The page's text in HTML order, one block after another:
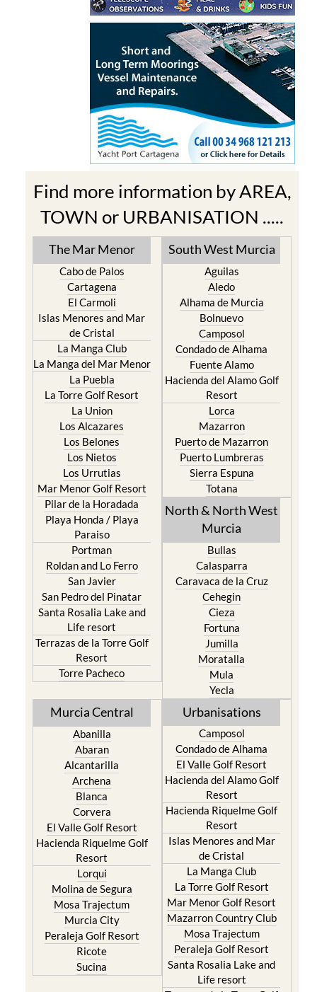
Find more information by AREA,
TOWN or URBANISATION .....
The Mar Menor
Cabo de Palos
Cartagena
El Carmoli
Islas Menores and Mar
de Cristal
La Manga Club
La Manga del Mar Menor
La Puebla
La Torre Golf Resort
La Union
Los Alcazares
Los Belones
Los Nietos
Los Urrutias
Mar Menor Golf Resort
Pilar de la Horadada
Playa Honda / Playa
Paraiso
Portman
Roldan and Lo Ferro
San Javier
San Pedro del Pinatar
Santa Rosalia Lake and
Life resort
Terrazas de la Torre Golf
Resort
Torre Pacheco
South West Murcia
Aguilas
Aledo
Alhama de Murcia
Bolnuevo
Camposol
Condado de Alhama
Fuente Alamo
Hacienda del Alamo Golf
Resort
Lorca
Mazarron
Puerto de Mazarron
Puerto Lumbreras
Sierra Espuna
Totana
North & North West
Murcia
Bullas
Calasparra
Caravaca de la Cruz
Cehegin
Cieza
Fortuna
Jumilla
Moratalla
Mula
Yecla
Murcia Central
Abanilla
Abaran
Alcantarilla
Archena
Blanca
Corvera
El Valle Golf Resort
Hacienda Riquelme Golf
Resort
Lorqui
Molina de Segura
Mosa Trajectum
Murcia City
Peraleja Golf Resort
Ricote
Sucina
Urbanisations
Camposol
Condado de Alhama
El Valle Golf Resort
Hacienda del Alamo Golf
Resort
Hacienda Riquelme Golf
Resort
Islas Menores and Mar
de Cristal
La Manga Club
La Torre Golf Resort
Mar Menor Golf Resort
Mazarron Country Club
Mosa Trajectum
Peraleja Golf Resort
Santa Rosalia Lake and
Life resort